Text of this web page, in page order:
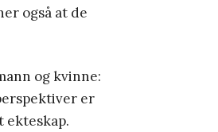
også at de
og kvinne:
er
ekteskap.